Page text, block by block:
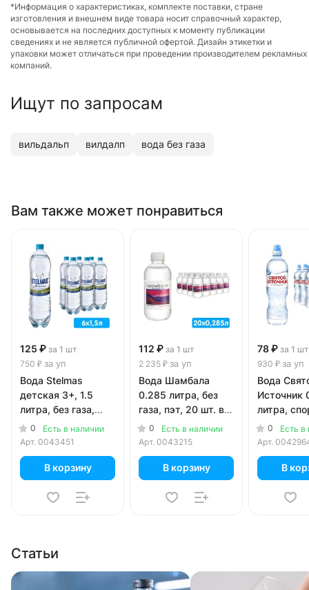
*Информация о характеристиках, комплекте поставки, стране
изготовления и внешнем виде товара носит справочный характер,
основывается на последних доступных к моменту публикации
сведениях и не является публичной офертой. Дизайн этикетки и
упаковки может отличаться при проведении производителем рекламных
компаний.
Ищут по запросам
вильдальп вилдалп вода без газа
Вам также может понравиться
125 ₽ за 1 шт
750 ₽ за уп
Вода Stelmas
детская 3+, 1.5
литра, без газа,
пэт, 6 шт. в уп.
0
Есть в наличии
Арт. 0043451
В корзину
112 ₽ за 1 шт
2 235 ₽ за уп
Вода Шамбала
0.285 литра, без
газа, пэт, 20 шт. в
уп.0
Есть в наличии
Арт. 0043215
В корзину
78 ₽ за 1 шт
930 ₽ за уп
Вода
Источник
литра,
газа, пэт,
уп.
0
Есть в
Арт.
В
Статьи